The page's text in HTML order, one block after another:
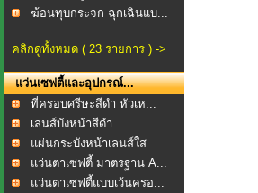
ฆ้อนทุบกระจก ฉุกเฉินแบ...
คลิกดูทั้งหมด ( 23 รายการ ) ->
แว่นเซฟตี้และอุปกรณ์...
ที่ครอบศรีษะสีดำ หัวเห...
เลนส์บังหน้าสีดำ
แผ่นกระบังหน้าเลนส์ใส
แว่นตาเซฟตี้ มาตรฐาน A...
แว่นตาเซฟตี้แบบเว้นครอ...